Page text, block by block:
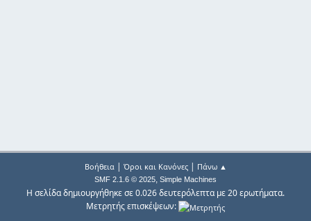
Βοήθεια| Όροι και Κανόνες| Πάνω ▲
SMF 2.1.6 © 2025, Simple Machines
Η σελίδα δημιουργήθηκε σε 0.026 δευτερόλεπτα με 20 ερωτήματα.
Μετρητής επισκέψεων: